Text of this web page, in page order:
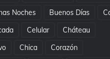
Noches
Buenos Días
Celular
Cháteau
Chica
Corazón